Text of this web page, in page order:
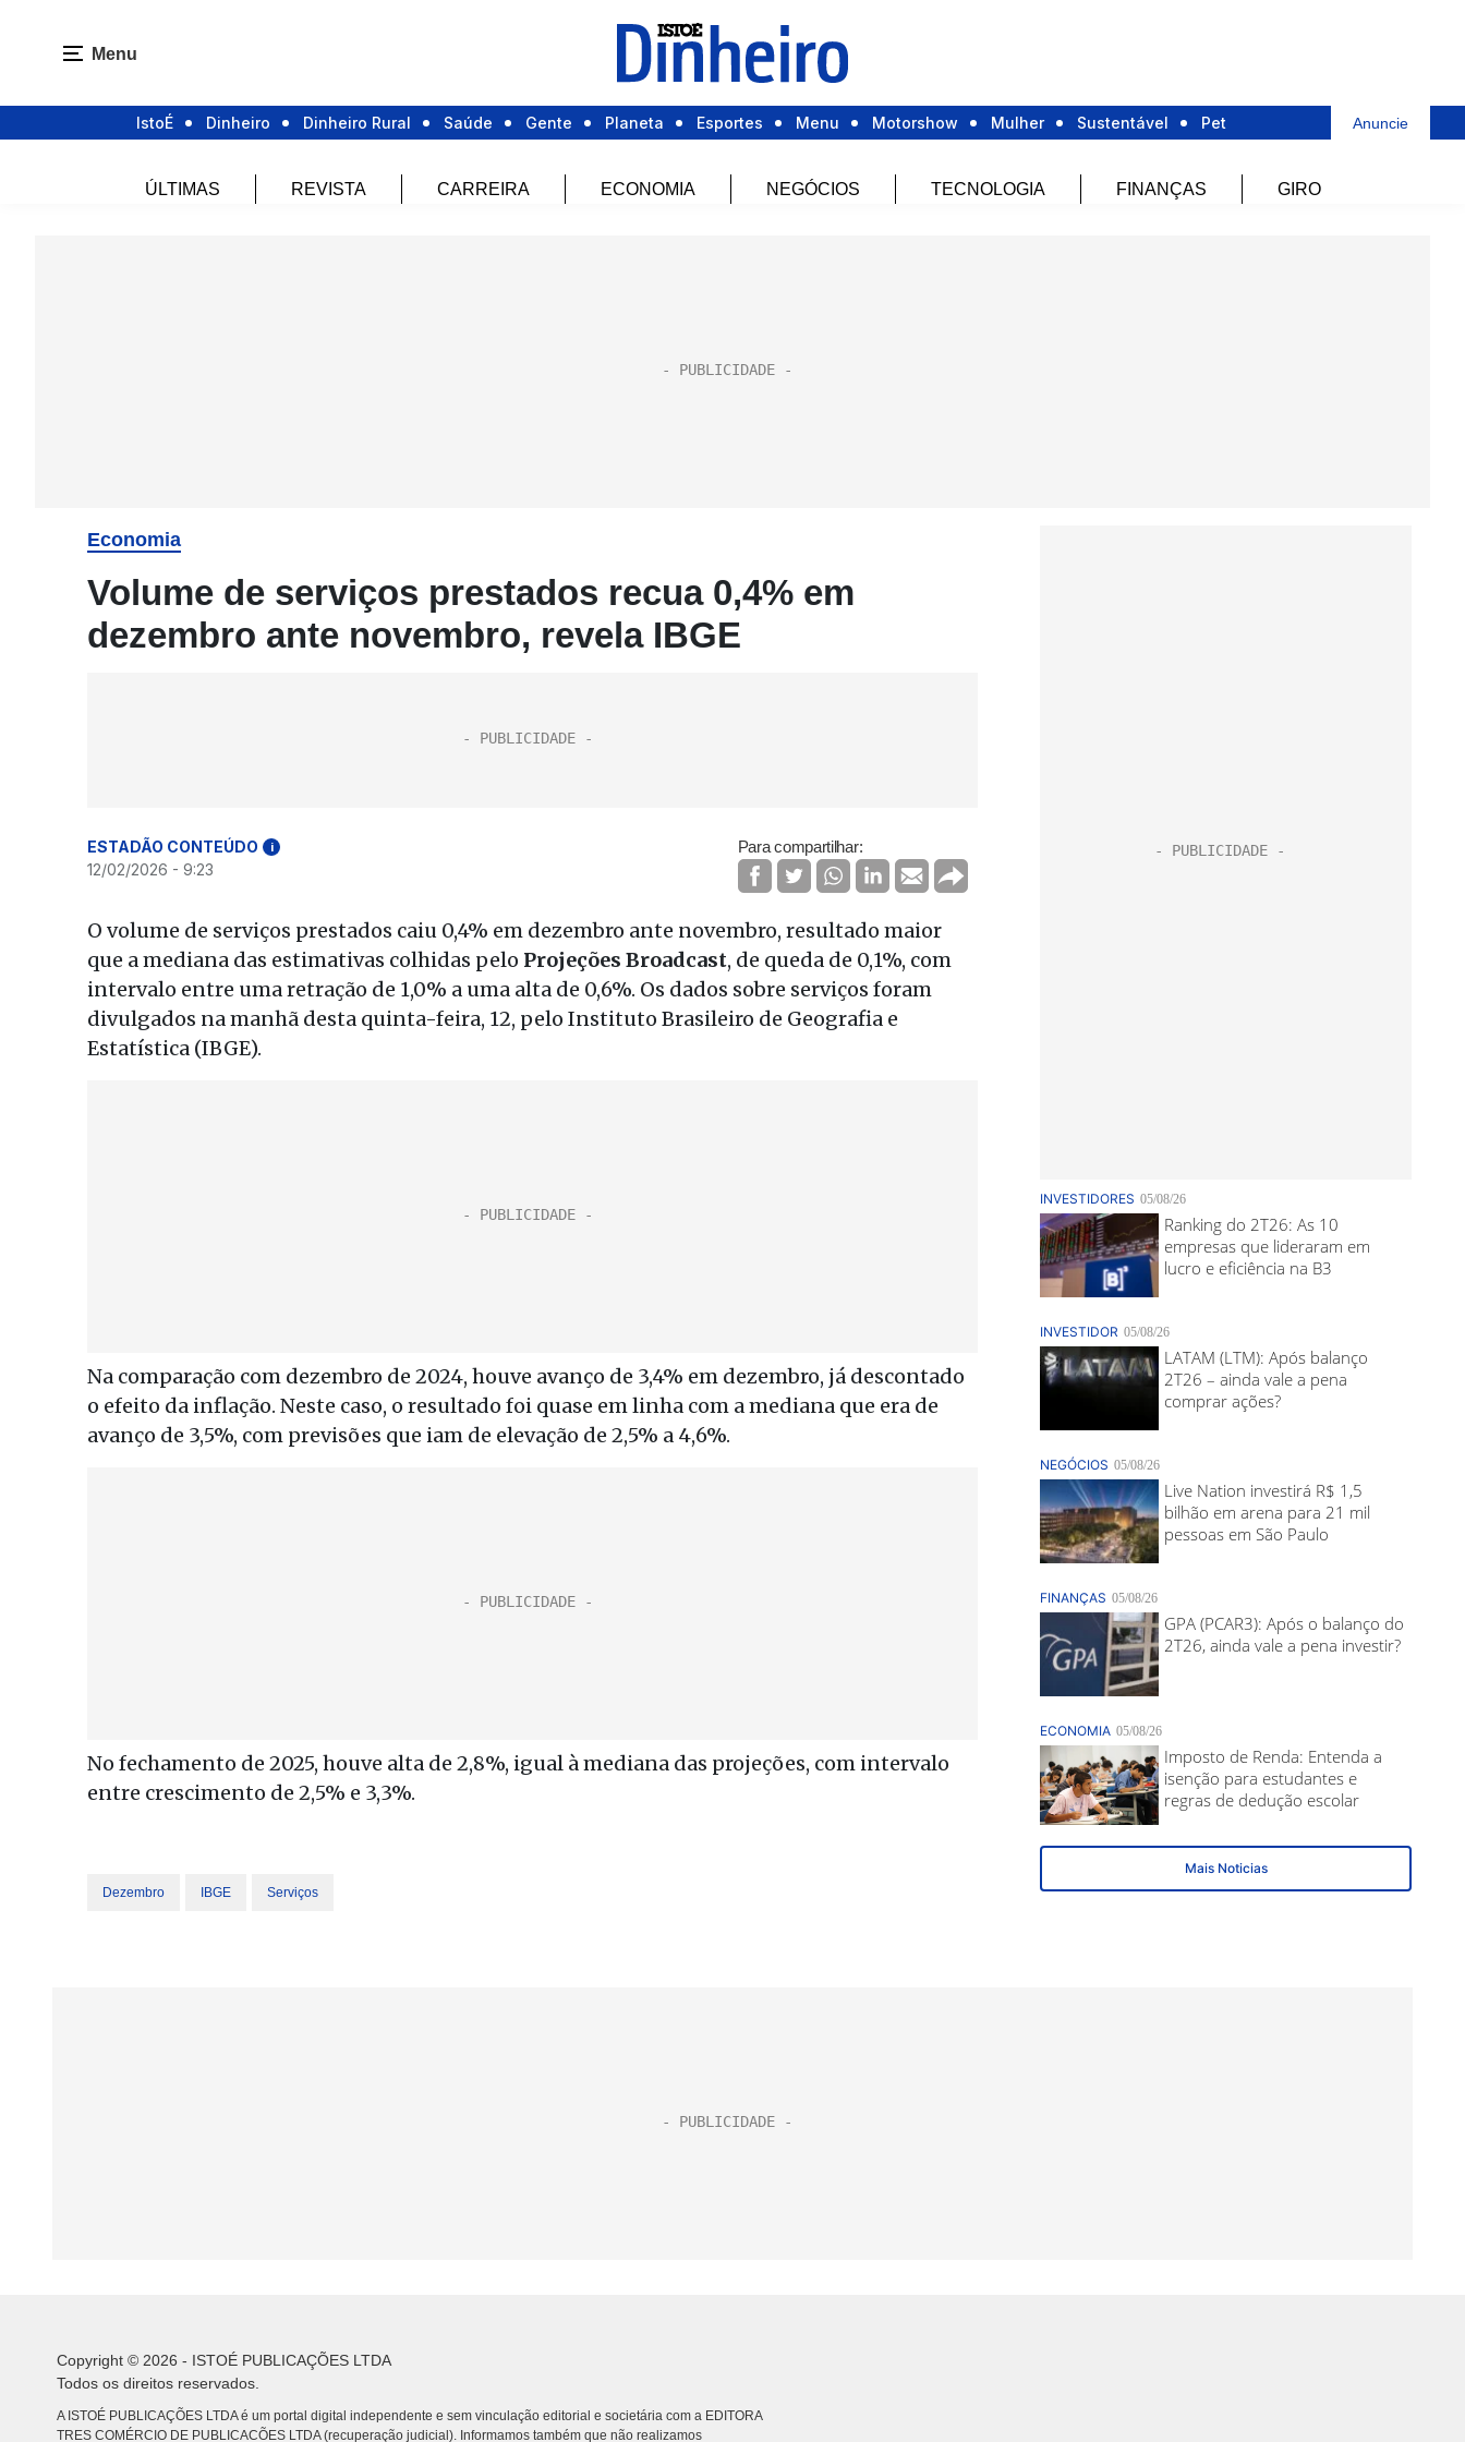
Menu
IstoÉ Dinheiro Dinheiro Rural Saúde Gente Planeta Esportes Menu Motorshow Mulher Sustentável Pet Anuncie
ÚLTIMAS REVISTA CARREIRA ECONOMIA NEGÓCIOS TECNOLOGIA FINANÇAS GIRO
Economia
Volume de serviços prestados recua 0,4% em
dezembro ante novembro, revela IBGE
ESTADÃO CONTEÚDO i
12/02/2026 - 9:23
Para compartilhar:
O volume de serviços prestados caiu 0,4% em dezembro ante novembro, resultado maior
que a mediana das estimativas colhidas pelo Projeções Broadcast, de queda de 0,1%, com
intervalo entre uma retração de 1,0% a uma alta de 0,6%. Os dados sobre serviços foram
divulgados na manhã desta quinta-feira, 12, pelo Instituto Brasileiro de Geografia e
Estatística (IBGE).
Na comparação com dezembro de 2024, houve avanço de 3,4% em dezembro, já descontado
o efeito da inflação. Neste caso, o resultado foi quase em linha com a mediana que era de
avanço de 3,5%, com previsões que iam de elevação de 2,5% a 4,6%.
No fechamento de 2025, houve alta de 2,8%, igual à mediana das projeções, com intervalo
entre crescimento de 2,5% e 3,3%.
Dezembro IBGE Serviços
Copyright © 2026 - ISTOÉ PUBLICAÇÕES LTDA
Todos os direitos reservados.
A ISTOÉ PUBLICAÇÕES LTDA é um portal digital independente e sem vinculação editorial e societária com a EDITORA
TRES COMÉRCIO DE PUBLICACÕES LTDA (recuperação judicial). Informamos também que não realizamos